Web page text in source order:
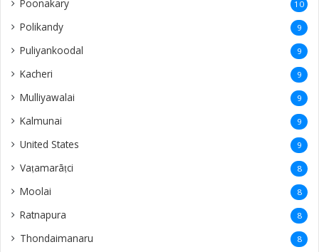
Poonakary 10
Polikandy 9
Puliyankoodal 9
Kacheri 9
Mulliyawalai 9
Kalmunai 9
United States 9
Vaṭamarāṭci 8
Moolai 8
Ratnapura 8
Thondaimanaru 8